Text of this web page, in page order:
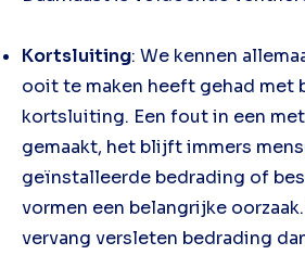
Kortsluiting: We kennen
ooit te maken heeft gehad met
kortsluiting. Een fout in een
gemaakt, het blijft immers
geïnstalleerde bedrading of
vormen een belangrijke
vervang versleten bedrading